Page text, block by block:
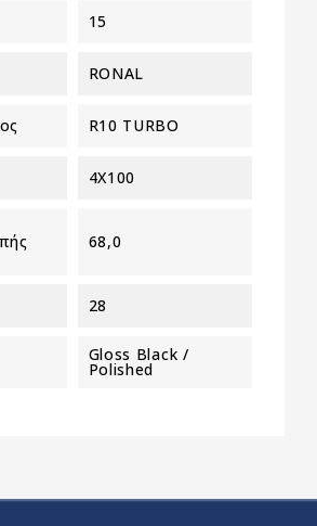
15
RONAL
R10 TURBO
4X100
68,0
28
Gloss Black /
Polished